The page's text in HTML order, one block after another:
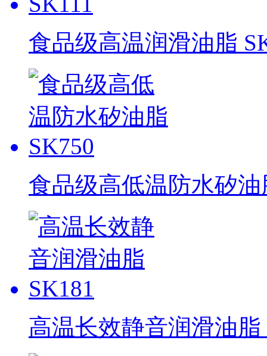
食品级高温润滑油脂
食品级高低温防水矽油
高温长效静音润滑油脂